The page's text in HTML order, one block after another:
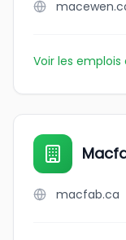
Voir les
macfab.ca